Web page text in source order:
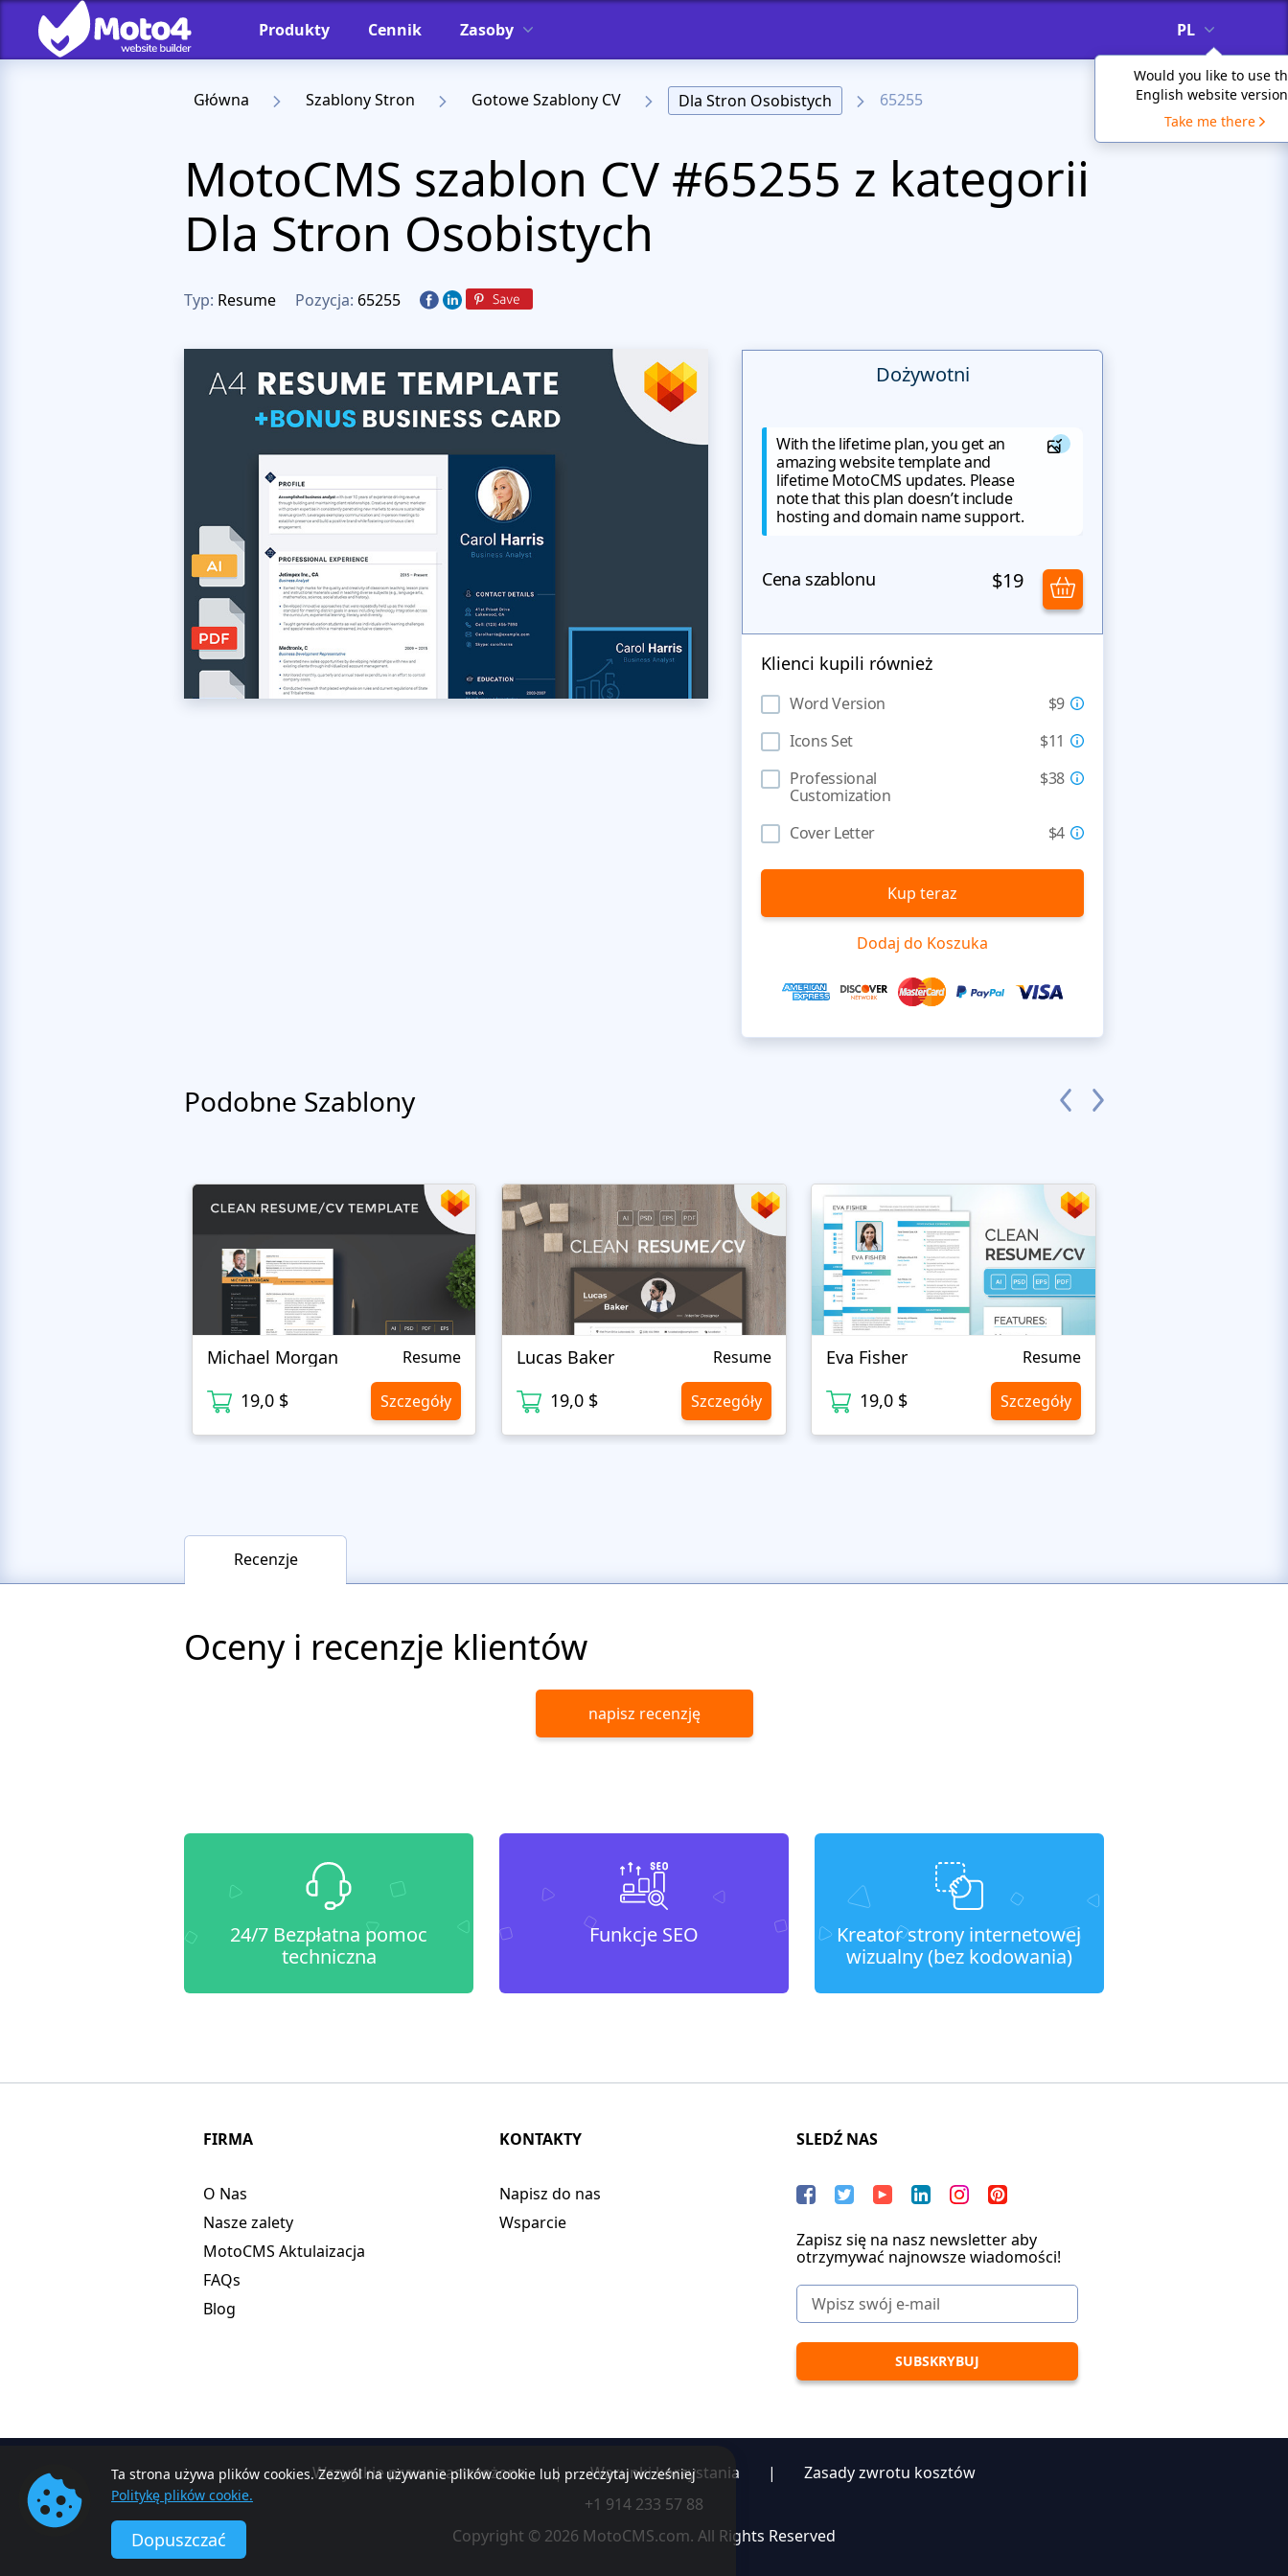
Produkty Cennik Zasoby PL
Would you like to use
English website
Take me there
Główna Szablony Stron Gotowe Szablony CV Dla Stron Osobistych 65255
MotoCMS szablon CV #65255 z kategorii
Dla Stron Osobistych
Typ: Resume Pozycja: 65255
Dożywotni
With the lifetime plan, you get an
amazing website template and
lifetime MotoCMS updates. Please
note that this plan doesn’t include
hosting and domain name support.
Cena szablonu $19
Klienci kupili również
Word Version
$9
Icons Set
$11
Professional
Customization
$38
Cover Letter $4
Kup teraz
Dodaj do Koszuka
Podobne Szablony
Michael Morgan Resume
19,0 $ Szczegóły
Lucas Baker Resume
19,0 $ Szczegóły
Eva Fisher Resume
19,0 $ Szczegóły
Recenzje
Oceny i recenzje klientów
napisz recenzję
24/7 Bezpłatna pomoc
techniczna
Funkcje SEO
Kreator strony internetowej
wizualny (bez kodowania)
Ta strona używa plików cookies. Zezwól na używanie plików cookie lub przeczytaj wcześniej
Politykę plików cookie.
Dopuszczać
FIRMA
O Nas
Nasze zalety
MotoCMS Aktulaizacja
FAQs
Blog
KONTAKTY
Napisz do nas
Wsparcie
SLEDŹ NAS
Zapisz się na nasz newsletter aby
otrzymywać najnowsze wiadomości!
Wszystkie prawa zastrzeżone | Warunki korzystania |
Zasady zwrotu kosztów
+1 914 233 57 88
Copyright © 2026 MotoCMS.com. All Rights Reserved